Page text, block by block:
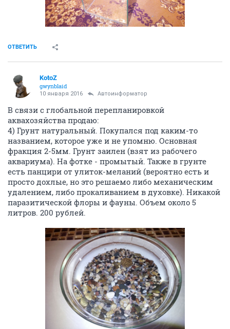
ОТВЕТИТЬ
KotoZ
gwynblaid
10 января 2016 Автоинформатор
В связи с глобальной перепланировкой
аквахозяйства продаю:
4) Грунт натуральный. Покупался под каким-то
названием, которое уже и не упомню. Основная
фракция 2-5мм. Грунт заилен (взят из рабочего
аквариума). На фотке - промытый. Также в грунте
есть панцири от улиток-меланий (вероятно есть и
просто дохлые, но это решаемо либо механическим
удалением, либо прокаливанием в духовке). Никакой
паразитической флоры и фауны. Объем около 5
литров. 200 рублей.